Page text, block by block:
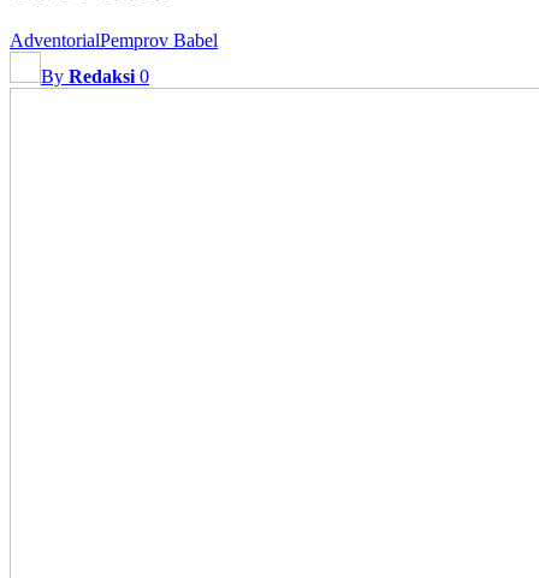
AdventorialPemprov Babel
By Redaksi 0